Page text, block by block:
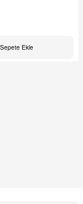
Sepete Ekle